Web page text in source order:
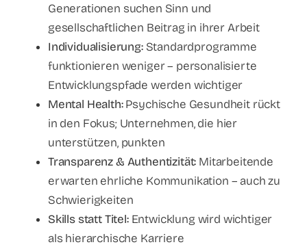
Generationen suchen Sinn und
gesellschaftlichen Beitrag in ihrer Arbeit
Individualisierung:Standardprogramme
funktionieren weniger – personalisierte
Entwicklungspfade werden wichtiger
Mental Health:Psychische Gesundheit rückt
in den Fokus; Unternehmen, die hier
unterstützen, punkten
Transparenz & Authentizität: Mitarbeitende
erwarten ehrliche Kommunikation – auch zu
Schwierigkeiten
Skills statt Titel:Entwicklung wird wichtiger
als hierarchische Karriere